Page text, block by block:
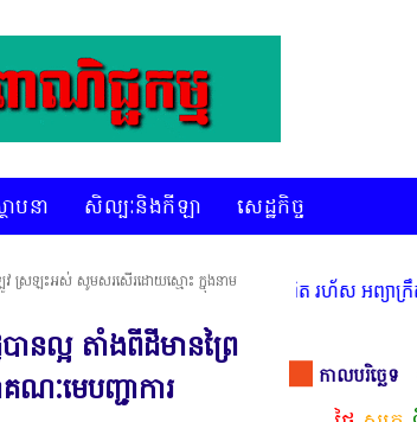
ាបនា សិល្បៈនិងកីឡា សេដ្ឋកិច្ច
ឡូវ ស្រឡះអស់ សូមសរសើរដោយស្មោះ ក្នុងនាម
ានល្អ តាំងពីដីមានព្រៃ
ៈមេបញ្ជាការ
អធីវីអនឡាញ ជាព័ត៌មានពិត រហ័ស អព្យាក្រឹត និងរៀបចំ ជ្រ
កាលបរិច្ឆេទ